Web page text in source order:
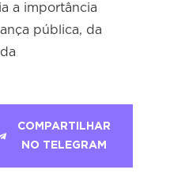
a importância
pública, da
COMPARTILHAR
NO TELEGRAM